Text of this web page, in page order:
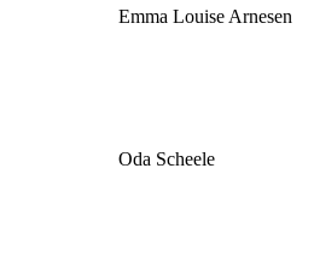
Emma Louise Arnesen
Oda Scheele